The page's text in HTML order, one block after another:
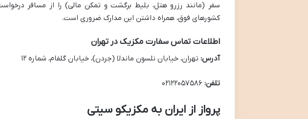
سفر (مانند رزرو هتل، بلیط برگشت و تمکن مالی) را از مسافر
کشورهای فوق، همراه داشتن این مدارک ضروری است.
اطلاعات تماس سفارت مکزیک در تهران
آدرس: تهران، خیابان نلسون ماندلا (جردن)، خیابان گلفام، شماره ۱۲
تلفن:
پرواز از ایران به مکزیکو سیتی